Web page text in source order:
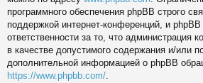
программного обеспечения phpBB строго
поддержкой интернет-конференций, и
ответственности за то, что администрация
в качестве допустимого содержания и/или
дополнительной информацией о phpBB
https://www.phpbb.com/